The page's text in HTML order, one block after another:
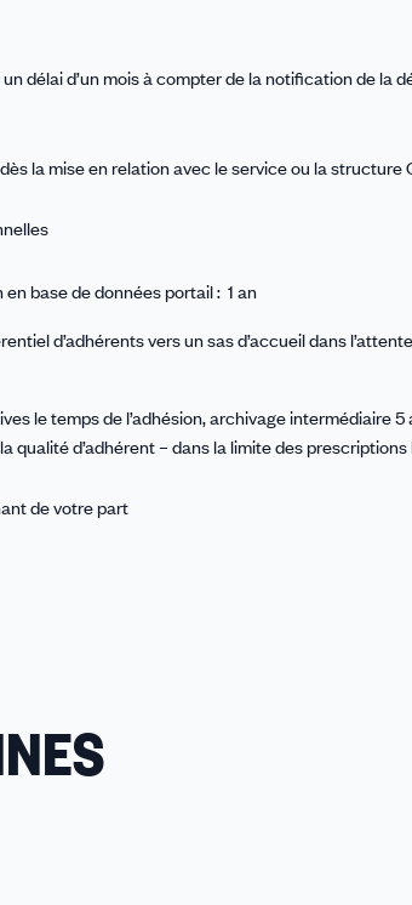
délai d’un mois à compter de la notification de la
la mise en relation avec le service ou la structure
base de données portail : 1 an
d’adhérents vers un sas d’accueil dans l’attente
le temps de l’adhésion, archivage intermédiaire 5
qualité d’adhérent – dans la limite des
de votre part